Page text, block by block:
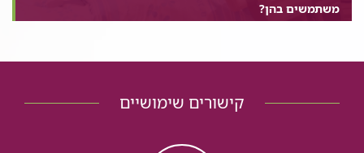
משתמשים בהן?
קישורים שימושיים